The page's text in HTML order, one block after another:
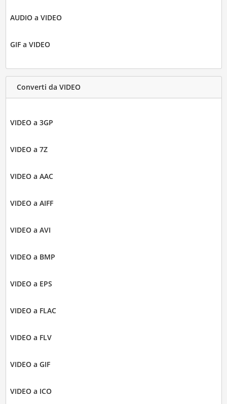
AUDIO a VIDEO
GIF a VIDEO
Converti da VIDEO
VIDEO a 3GP
VIDEO a 7Z
VIDEO a AAC
VIDEO a AIFF
VIDEO a AVI
VIDEO a BMP
VIDEO a EPS
VIDEO a FLAC
VIDEO a FLV
VIDEO a GIF
VIDEO a ICO